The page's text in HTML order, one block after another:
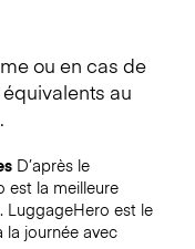
ou en cas de
au
D’après le
est la meilleure
. LuggageHero est le
la journée avec